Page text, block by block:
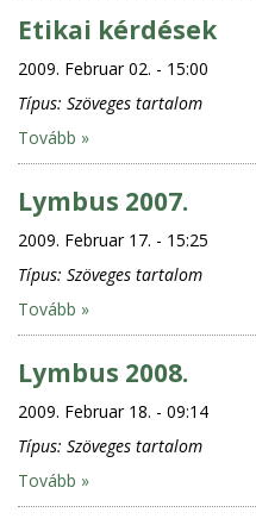
Etikai kérdések
2009. Februar 02. - 15:00
Típus: Szöveges tartalom
Tovább »
Lymbus 2007.
2009. Februar 17. - 15:25
Típus: Szöveges tartalom
Tovább »
Lymbus 2008.
2009. Februar 18. - 09:14
Típus: Szöveges tartalom
Tovább »